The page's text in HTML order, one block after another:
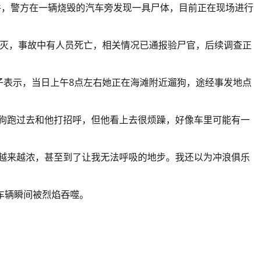
警方在一辆烧毁的汽车旁发现一具尸体，目前正在现场进行
，事故中有人员死亡，相关情况已通报验尸官，后续调查正
示，当日上午8点左右她正在海滩附近遛狗，途经事发地点
过去和他打招呼，但他看上去很烦躁，好像车里可能有一
越浓，甚至到了让我无法呼吸的地步。我还以为冲浪俱乐
瞬间被烈焰吞噬。